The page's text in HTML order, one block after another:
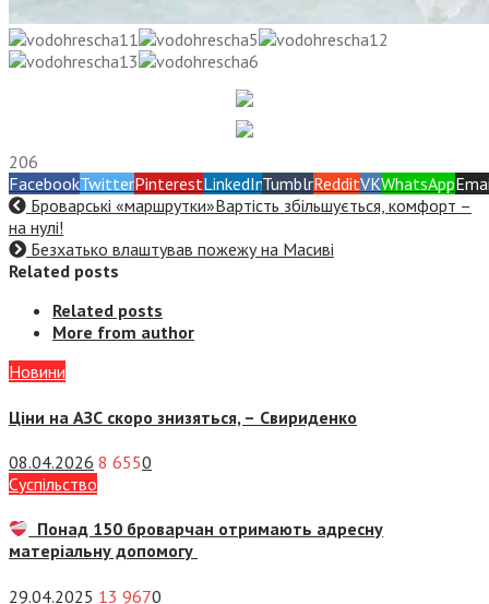
206
FacebookTwitterPinterestLinkedInTumblrRedditVKWhatsApp
Броварські «маршрутки»Вартість збільшується, комфорт –
на нулі!
Безхатько влаштував пожежу на Масиві
Related posts
Related posts
More from author
Новини
Ціни на АЗС скоро знизяться, – Свириденко
08.04.2026 8 6550
Суспiльство
Понад 150 броварчан отримають адресну
матеріальну допомогу
29.04.2025 13 9670